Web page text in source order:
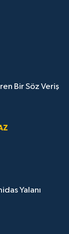
Bir Söz Veriş
Yalanı